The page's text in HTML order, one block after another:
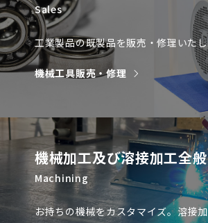
Sales
工業製品の既製品を販売・修理いたし
機械工具販売・修理
機械加工及び溶接加工全般
Machining
お持ちの機械をカスタマイズ。溶接